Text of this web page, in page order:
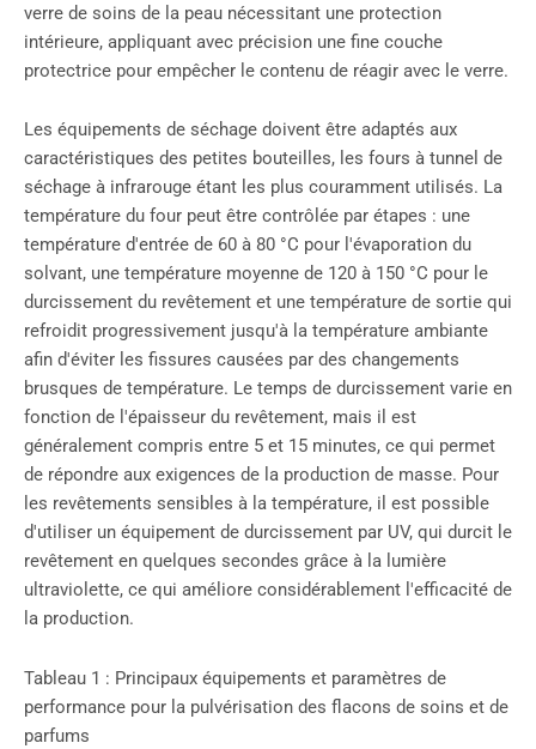
verre de soins de la peau nécessitant une protection
intérieure, appliquant avec précision une fine couche
protectrice pour empêcher le contenu de réagir avec le verre.
Les équipements de séchage doivent être adaptés aux
caractéristiques des petites bouteilles, les fours à tunnel de
séchage à infrarouge étant les plus couramment utilisés. La
température du four peut être contrôlée par étapes : une
température d'entrée de 60 à 80 °C pour l'évaporation du
solvant, une température moyenne de 120 à 150 °C pour le
durcissement du revêtement et une température de sortie qui
refroidit progressivement jusqu'à la température ambiante
afin d'éviter les fissures causées par des changements
brusques de température. Le temps de durcissement varie en
fonction de l'épaisseur du revêtement, mais il est
généralement compris entre 5 et 15 minutes, ce qui permet
de répondre aux exigences de la production de masse. Pour
les revêtements sensibles à la température, il est possible
d'utiliser un équipement de durcissement par UV, qui durcit le
revêtement en quelques secondes grâce à la lumière
ultraviolette, ce qui améliore considérablement l'efficacité de
la production.
Tableau 1 : Principaux équipements et paramètres de
performance pour la pulvérisation des flacons de soins et de
parfums